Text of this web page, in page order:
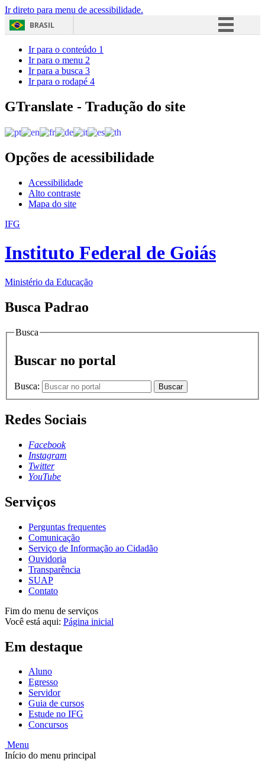
Ir direto para menu de acessibilidade.
BRASIL
Acesso à informação
Ir para o conteúdo 1
Ir para o menu 2
Ir para a busca 3
Ir para o rodapé 4
GTranslate - Tradução do site
Opções de acessibilidade
Acessibilidade
Alto contraste
Mapa do site
IFG
Instituto Federal de Goiás
Ministério da Educação
Busca Padrao
Busca
Buscar no portal
Busca: Buscar
Redes Sociais
Facebook
Instagram
Twitter
YouTube
Serviços
Perguntas frequentes
Comunicação
Serviço de Informação ao Cidadão
Ouvidoria
Transparência
SUAP
Contato
Fim do menu de serviços
Você está aqui: Página inicial
Em destaque
Aluno
Egresso
Servidor
Guia de cursos
Estude no IFG
Concursos
Menu
Início do menu principal